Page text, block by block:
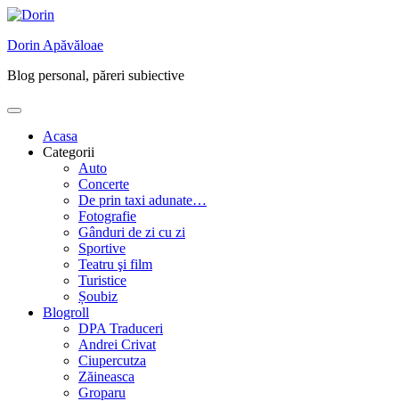
Skip
content
Dorin Apăvăloae
Blog personal, păreri subiective
Acasa
Categorii
Auto
Concerte
De prin taxi adunate…
Fotografie
Gânduri de zi cu zi
Sportive
Teatru şi film
Turistice
Șoubiz
Blogroll
DPA Traduceri
Andrei Crivat
Ciupercutza
Zăineasca
Groparu